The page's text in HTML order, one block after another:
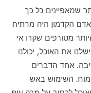
שמאפיינים כל כך
הקדמון היה מרתיח
מטורפים שקרו אי
את האוכל, יכולנו
אחד הדברים
השימוש באש